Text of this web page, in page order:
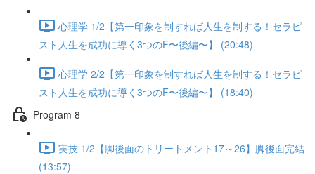
心理学 1/2【第一印象を制すれば人生を制する！セラピ
スト人生を成功に導く3つのF〜後編〜】 (20:48)
心理学 2/2【第一印象を制すれば人生を制する！セラピ
スト人生を成功に導く3つのF〜後編〜】 (18:40)
Program 8
実技 1/2【脚後面のトリートメント17～26】脚後面完結
(13:57)